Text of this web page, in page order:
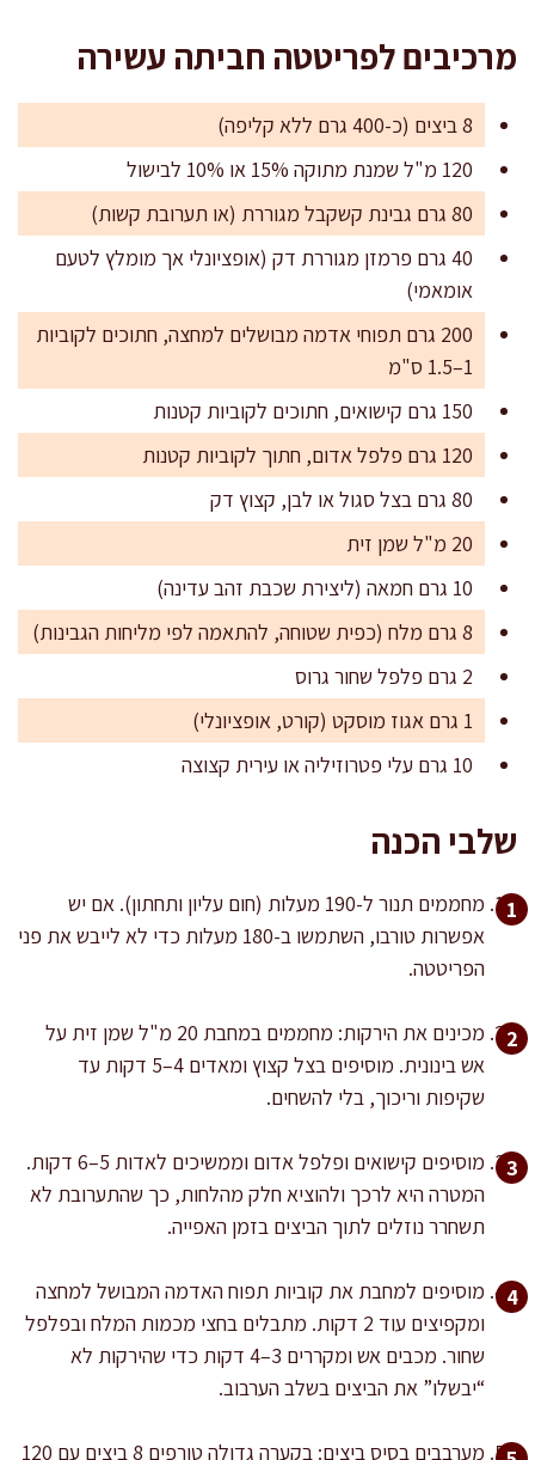
מרכיבים לפריטטה חביתה עשירה
8 ביצים (כ-400 גרם ללא קליפה)
120 מ"ל שמנת מתוקה 15% או 10% לבישול
80 גרם גבינת קשקבל מגוררת (או תערובת קשות)
40 גרם פרמזן מגוררת דק (אופציונלי אך מומלץ לטעם
אומאמי)
200 גרם תפוחי אדמה מבושלים למחצה, חתוכים לקוביות
1–1.5 ס"מ
150 גרם קישואים, חתוכים לקוביות קטנות
120 גרם פלפל אדום, חתוך לקוביות קטנות
80 גרם בצל סגול או לבן, קצוץ דק
20 מ"ל שמן זית
10 גרם חמאה (ליצירת שכבת זהב עדינה)
8 גרם מלח (כפית שטוחה, להתאמה לפי מליחות הגבינות)
2 גרם פלפל שחור גרוס
1 גרם אגוז מוסקט (קורט, אופציונלי)
10 גרם עלי פטרוזיליה או עירית קצוצה
שלבי הכנה
מחממים תנור ל-190 מעלות (חום עליון ותחתון). אם יש
אפשרות טורבו, השתמשו ב-180 מעלות כדי לא לייבש את פני
הפריטטה.
מכינים את הירקות: מחממים במחבת 20 מ"ל שמן זית על
אש בינונית. מוסיפים בצל קצוץ ומאדים 4–5 דקות עד
שקיפות וריכוך, בלי להשחים.
מוסיפים קישואים ופלפל אדום וממשיכים לאדות 5–6 דקות.
המטרה היא לרכך ולהוציא חלק מהלחות, כך שהתערובת לא
תשחרר נוזלים לתוך הביצים בזמן האפייה.
מוסיפים למחבת את קוביות תפוח האדמה המבושל למחצה
ומקפיצים עוד 2 דקות. מתבלים בחצי מכמות המלח ובפלפל
שחור. מכבים אש ומקררים 3–4 דקות כדי שהירקות לא
“יבשלו” את הביצים בשלב הערבוב.
מערבבים בסיס ביצים: בקערה גדולה טורפים 8 ביצים עם 120